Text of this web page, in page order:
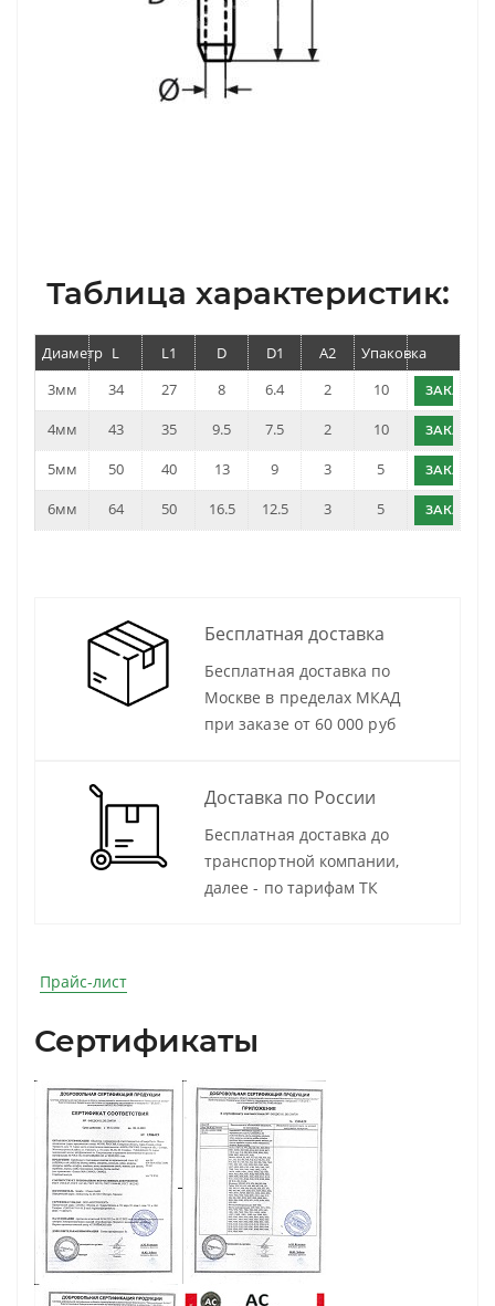
Таблица характеристик:
Диаметр L L1 D D1 A2
Упаковка
3мм
34 27 8 6.4 2 10 ЗАКАЗАТЬ
4мм 43 35 9.5 7.5 2 10 ЗАКАЗАТЬ
5мм 50 40 13 9 3 5 ЗАКАЗАТЬ
6мм 64 50 16.5 12.5 3 5 ЗАКАЗАТЬ
Бесплатная доставка
Бесплатная доставка по
Москве в пределах МКАД
при заказе от 60 000 руб
Доставка по России
Бесплатная доставка до
транспортной компании,
далее - по тарифам ТК
Прайс-лист
Сертификаты